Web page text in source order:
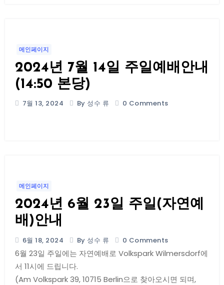
메인페이지
2024년 7월 14일 주일예배안내
(14:50 본당)
7월 13, 2024 By 성수 류 0 Comments
메인페이지
2024년 6월 23일 주일(자연예
배)안내
6월 18, 2024 By 성수 류 0 Comments
6월 23일 주일에는 자연예배로 Volkspark Wilmersdorf에
서 11시에 드립니다.
(Am Volkspark 39, 10715 Berlin으로 찾아오시면 되며,